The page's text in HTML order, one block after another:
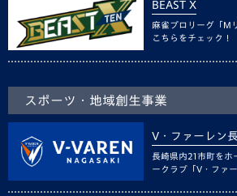
BEAST X
麻雀プロリーグ「M
こちらをチェック！
スポーツ・地域創生事業
V・ファーレン
長崎県内21市町をホ
ークラブ「V・ファ